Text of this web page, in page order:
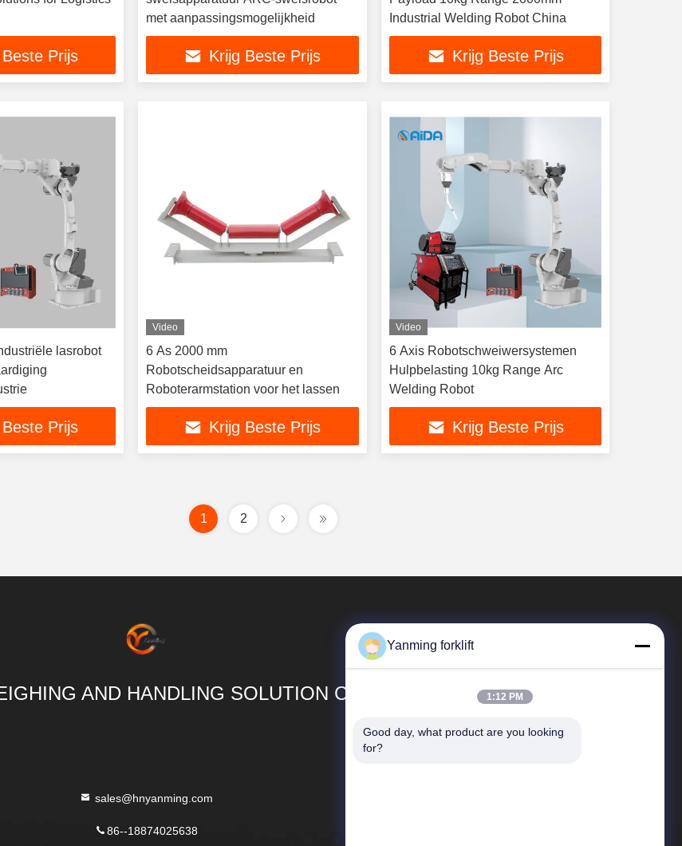
Prijs
met aanpassingsmogelijkheid
Krijg Beste Prijs
Industrial Welding Robot China
Krijg Beste Prijs
lasrobot
Prijs
Video
6 As 2000 mm
Robotscheidsapparatuur en
Roboterarmstation voor het lassen
Krijg Beste Prijs
Video
6 Axis Robotschweiwersystemen
Hulpbelasting 10kg Range Arc
Welding Robot
Krijg Beste Prijs
1 2
AND HANDLING SOLUTION CO.,LTD
sales@hnyanming.com
86--18874025638
Snelkoppelingen
Yanming forklift
1:12 PM
Good day, what product are you looking
for?